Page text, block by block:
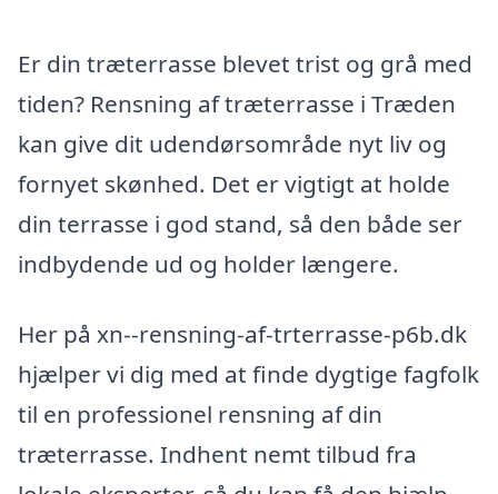
Er din træterrasse blevet trist og grå med
tiden? Rensning af træterrasse i Træden
kan give dit udendørsområde nyt liv og
fornyet skønhed. Det er vigtigt at holde
din terrasse i god stand, så den både ser
indbydende ud og holder længere.
Her på xn--rensning-af-trterrasse-p6b.dk
hjælper vi dig med at finde dygtige fagfolk
til en professionel rensning af din
træterrasse. Indhent nemt tilbud fra